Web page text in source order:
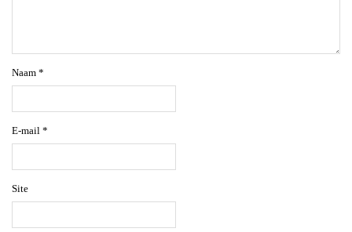
Naam *
E-mail *
Site